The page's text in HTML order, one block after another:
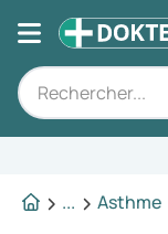
...
Asthme